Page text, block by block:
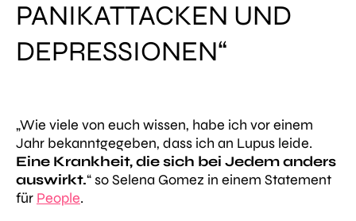
PANIKATTACKEN UND
DEPRESSIONEN“
„Wie viele von euch wissen, habe ich vor einem
Jahr bekanntgegeben, dass ich an Lupus leide.
Eine Krankheit, die sich bei Jedem anders
auswirkt.“ so Selena Gomez in einem Statement
für People.